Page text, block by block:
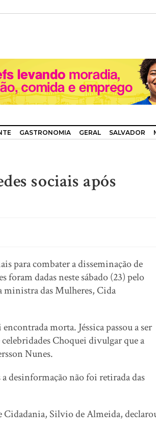
GASTRONOMIA GERAL SALVADOR
sociais após
para combater a disseminação de
foram dadas neste sábado (23) pelo
das Mulheres, Cida
morta. Jéssica passou a ser
Choquei divulgar que a
Nunes.
desinformação não foi retirada das
Silvio de Almeida,